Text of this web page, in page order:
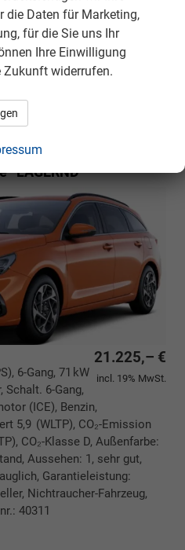
(ICE), Benzin,
6,2 (WLTP), CO₂-Emission
CO₂-Klasse E,
vom Hersteller,
40295
*LAGERND*
21.225,– €
incl. 19% MwSt.
6-Gang, 71 kW
Schalt. 6-Gang,
(ICE), Benzin,
5,9 (WLTP), CO₂-Emission
CO₂-Klasse D, Außenfarbe:
Aussehen: 1, sehr gut,
Garantieleistung:
Nichtraucher-Fahrzeug,
40311
drucken
die Daten für Marketing,
für die Sie uns Ihr
Ihre Einwilligung
Zukunft widerrufen.